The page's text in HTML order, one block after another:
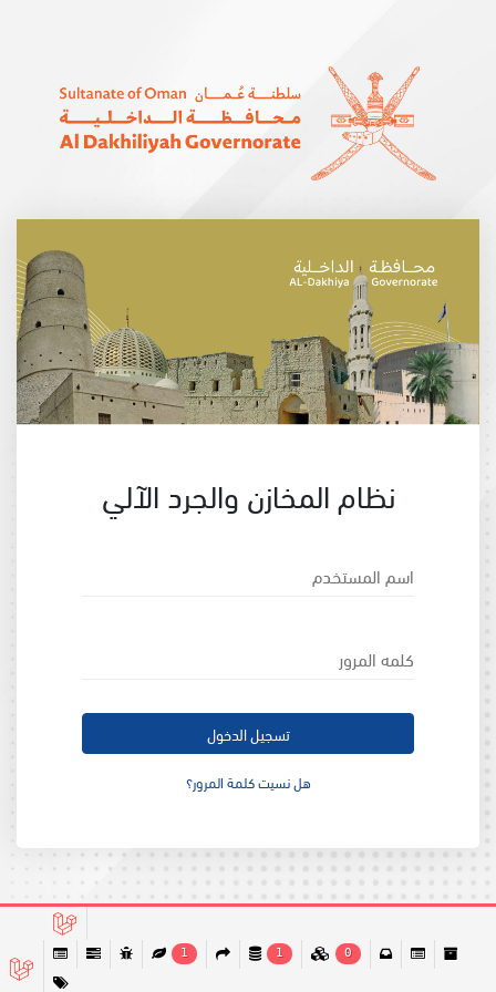
نظام المخازن والجرد الآلي
اسم المستخدم
كلمه المرور
تسجيل الدخول
هل نسيت كلمة المرور؟
جميع الحقوق محفوظة لمحافظة الداخلية © 2026 1 1 0